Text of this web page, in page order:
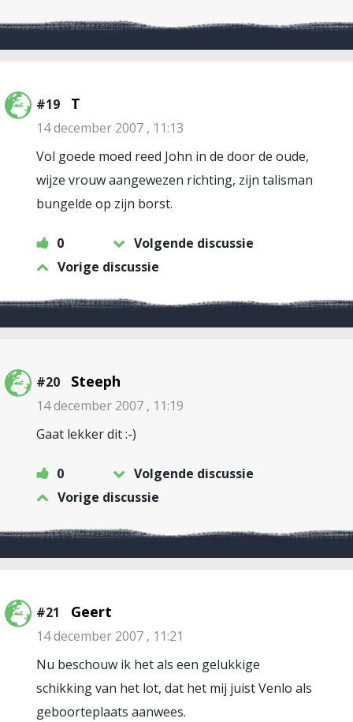
#19 T
14 december 2007 , 11:13
Vol goede moed reed John in de door de oude,
wijze vrouw aangewezen richting, zijn talisman
bungelde op zijn borst.
0
Volgende discussie
Vorige discussie
#20 Steeph
14 december 2007 , 11:19
Gaat lekker dit :-)
0
Volgende discussie
Vorige discussie
#21 Geert
14 december 2007 , 11:21
Nu beschouw ik het als een gelukkige
schikking van het lot, dat het mij juist Venlo als
geboorteplaats aanwees.